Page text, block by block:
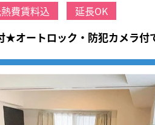
費賃料込 延長OK
★オートロック・防犯カメラ付